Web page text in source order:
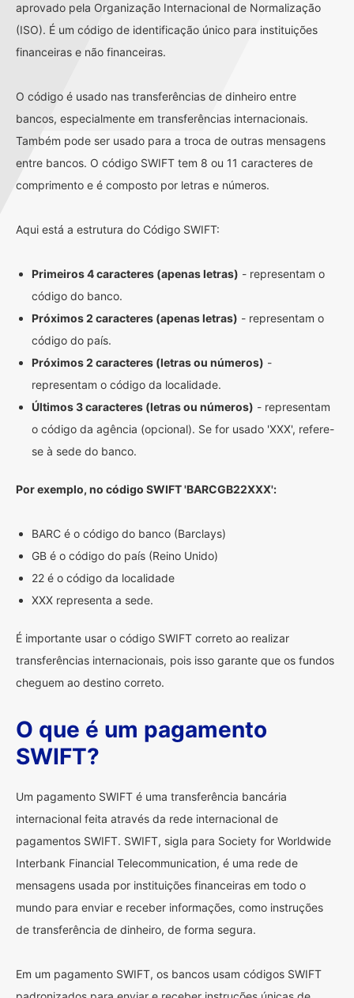
aprovado pela Organização Internacional de Normalização
(ISO). É um código de identificação único para instituições
financeiras e não financeiras.
O código é usado nas transferências de dinheiro entre
bancos, especialmente em transferências internacionais.
Também pode ser usado para a troca de outras mensagens
entre bancos. O código SWIFT tem 8 ou 11 caracteres de
comprimento e é composto por letras e números.
Aqui está a estrutura do Código SWIFT:
Primeiros 4 caracteres (apenas letras) - representam o
código do banco.
Próximos 2 caracteres (apenas letras) - representam o
código do país.
Próximos 2 caracteres (letras ou números) -
representam o código da localidade.
Últimos 3 caracteres (letras ou números) - representam
o código da agência (opcional). Se for usado 'XXX', refere-
se à sede do banco.
Por exemplo, no código SWIFT 'BARCGB22XXX':
BARC é o código do banco (Barclays)
GB é o código do país (Reino Unido)
22 é o código da localidade
XXX representa a sede.
É importante usar o código SWIFT correto ao realizar
transferências internacionais, pois isso garante que os fundos
cheguem ao destino correto.
O que é um pagamento
SWIFT?
Um pagamento SWIFT é uma transferência bancária
internacional feita através da rede internacional de
pagamentos SWIFT. SWIFT, sigla para Society for Worldwide
Interbank Financial Telecommunication, é uma rede de
mensagens usada por instituições financeiras em todo o
mundo para enviar e receber informações, como instruções
de transferência de dinheiro, de forma segura.
Em um pagamento SWIFT, os bancos usam códigos SWIFT